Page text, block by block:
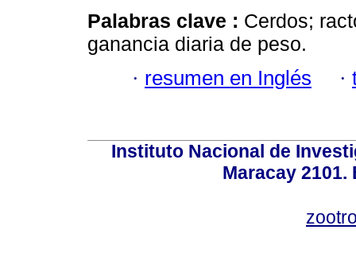
Palabras clave : Cerdos;
ganancia diaria de peso.
· resumen en Inglés ·
Instituto Nacional de
Maracay 2101.